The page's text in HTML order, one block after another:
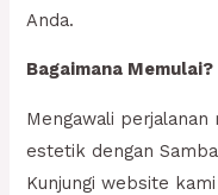
Anda.
Bagaimana Memulai?
Mengawali
estetik dengan
Kunjungi website